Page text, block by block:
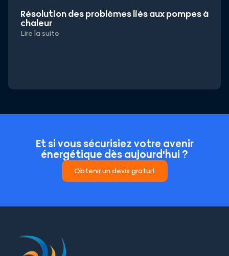
Résolution des problèmes liés aux pompes à
chaleur
Lire la suite
Et si vous sécurisiez votre avenir
énergétique dès aujourd'hui ?
Obtenir un devis gratuit